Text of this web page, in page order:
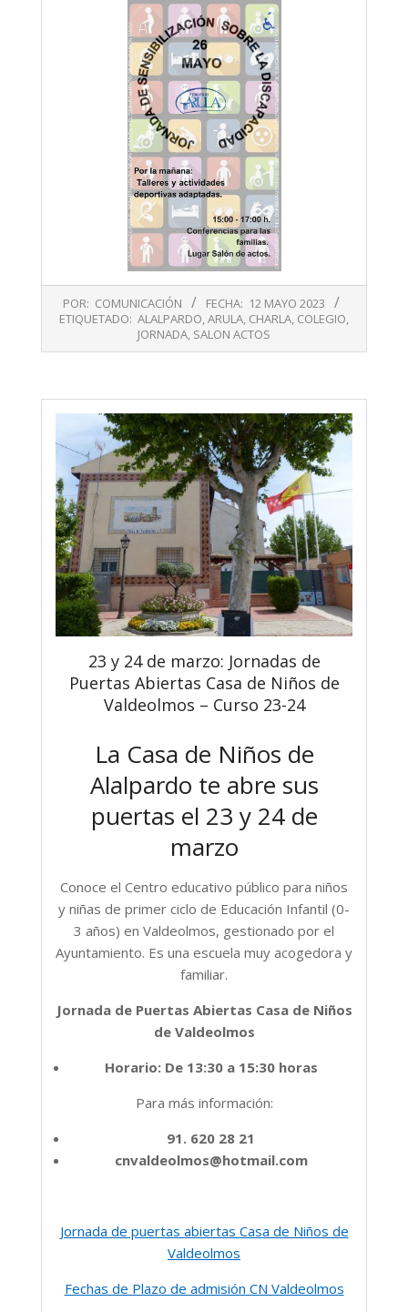
05-
POR: COMUNICACIÓN FECHA: 12 MAYO 2023
ETIQUETADO: ALALPARDO,ARULA, CHARLA, COLEGIO,
JORNADA, SALON ACTOS
23 y 24 de marzo: Jornadas de
Puertas Abiertas Casa de Niños de
Valdeolmos – Curso 23-24
La Casa de Niños de
Alalpardo te abre sus
puertas el 23 y 24 de
marzo
Conoce el Centro educativo público para niños
y niñas de primer ciclo de Educación Infantil (0-
3 años) en Valdeolmos, gestionado por el
Ayuntamiento. Es una escuela muy acogedora y
familiar.
Jornada de Puertas Abiertas Casa de Niños
de Valdeolmos
Horario: De 13:30 a 15:30 horas
Para más información:
91. 620 28 21
cnvaldeolmos@hotmail.com
Jornada de puertas abiertas Casa de Niños de
Valdeolmos
Fechas de Plazo de admisión CN Valdeolmos